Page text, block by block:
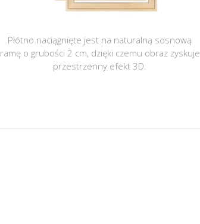
Płótno naciągnięte jest na naturalną sosnową
ramę o grubości 2 cm, dzięki czemu obraz zyskuje
przestrzenny efekt 3D.